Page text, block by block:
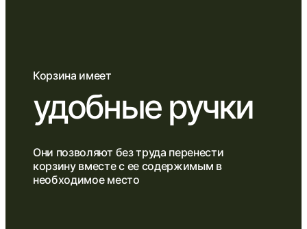
Корзина имеет
удобные ручки
Они позволяют без труда перенести
корзину вместе с ее содержимым в
необходимое место